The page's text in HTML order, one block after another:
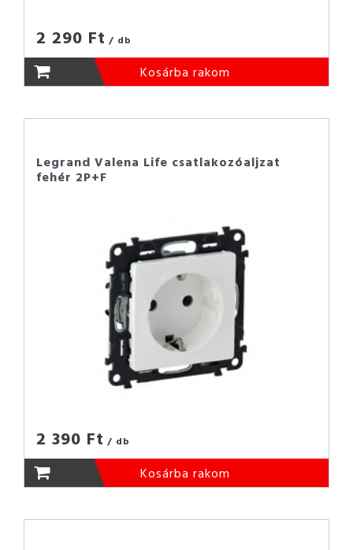
2 290 Ft / db
Kosárba rakom
Legrand Valena Life csatlakozóaljzat
fehér 2P+F
2 390 Ft / db
Kosárba rakom